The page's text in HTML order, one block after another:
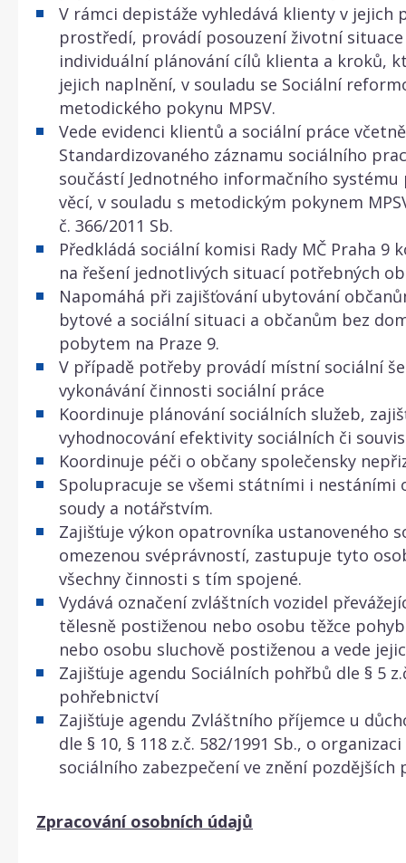
V rámci depistáže vyhledává klienty v jejich
prostředí, provádí posouzení životní
individuální plánování cílů klienta a kroků,
jejich naplnění, v souladu se Sociální
metodického pokynu MPSV.
Vede evidenci klientů a sociální práce včetně
Standardizovaného záznamu sociálního
součástí Jednotného informačního systému
věcí, v souladu s metodickým pokynem
č. 366/2011 Sb.
Předkládá sociální komisi Rady MČ Praha 9
na řešení jednotlivých situací potřebných
Napomáhá při zajišťování ubytování
bytové a sociální situaci a občanům bez
pobytem na Praze 9.
V případě potřeby provádí místní sociální
vykonávání činnosti sociální práce
Koordinuje plánování sociálních služeb,
vyhodnocování efektivity sociálních či
Koordinuje péči o občany společensky
Spolupracuje se všemi státními i nestáními
soudy a notářstvím.
Zajišťuje výkon opatrovníka ustanoveného
omezenou svéprávností, zastupuje tyto
všechny činnosti s tím spojené.
Vydává označení zvláštních vozidel
tělesně postiženou nebo osobu těžce
nebo osobu sluchově postiženou a vede
Zajišťuje agendu Sociálních pohřbů dle § 5
pohřebnictví
Zajišťuje agendu Zvláštního příjemce u
dle § 10, § 118 z.č. 582/1991 Sb., o
sociálního zabezpečení ve znění pozdějších
Zpracování osobních údajů